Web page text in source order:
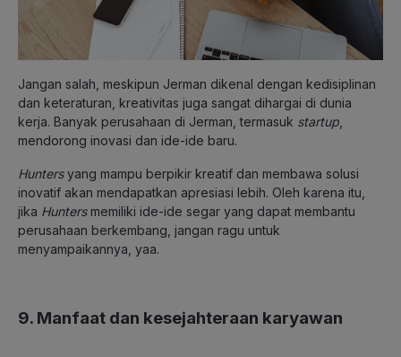
Jangan salah, meskipun Jerman dikenal dengan kedisiplinan
dan keteraturan, kreativitas juga sangat dihargai di dunia
kerja. Banyak perusahaan di Jerman, termasuk startup,
mendorong inovasi dan ide-ide baru.
Huntersyang mampu berpikir kreatif dan membawa solusi
inovatif akan mendapatkan apresiasi lebih. Oleh karena itu,
jika Huntersmemiliki ide-ide segar yang dapat membantu
perusahaan berkembang, jangan ragu untuk
menyampaikannya, yaa.
9. Manfaat dan kesejahteraan karyawan